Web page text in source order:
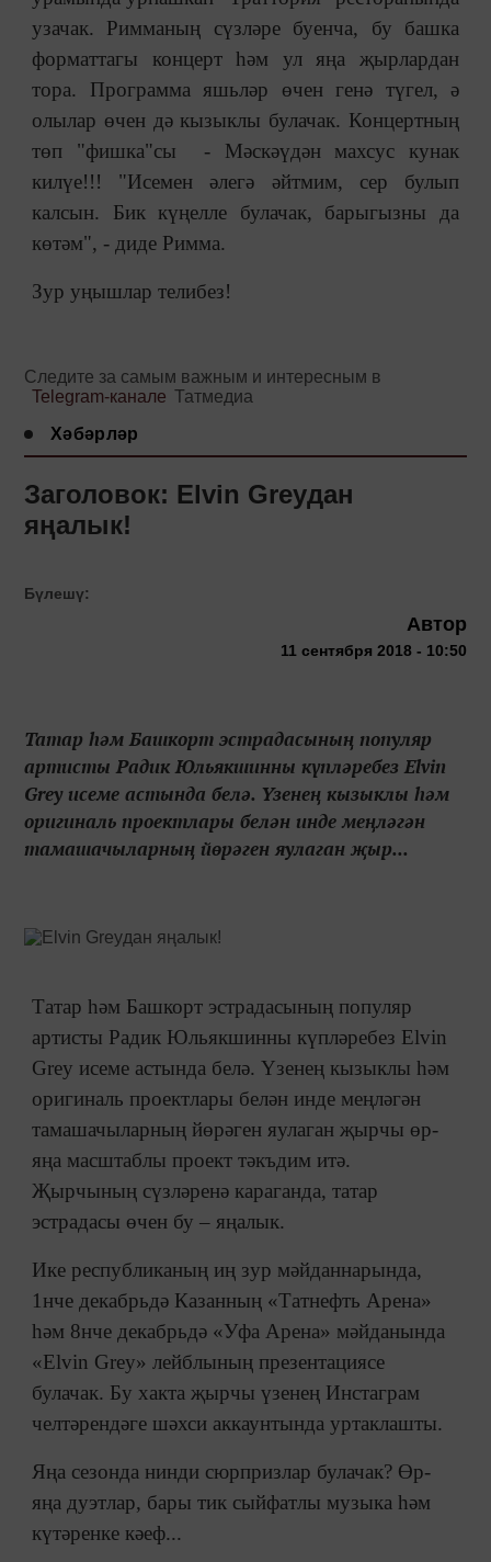
узачак. Римманың сүзләре буенча, бу башка
форматтагы концерт һәм ул яңа җырлардан
тора. Программа яшьләр өчен генә түгел, ә
олылар өчен дә кызыклы булачак. Концертның
төп "фишка"сы - Мәскәүдән махсус кунак
килүе!!! "Исемен әлегә әйтмим, сер булып
калсын. Бик күңелле булачак, барыгызны да
көтәм", - диде Римма.
Зур уңышлар телибез!
Следите за самым важным и интересным в
Telegram-канале Татмедиа
Хәбәрләр
Заголовок: Elvin Greyдан
яңалык!
Бүлешү:
Автор
11 сентября 2018 - 10:50
Татар һәм Башкорт эстрадасының популяр
артисты Радик Юльякшинны күпләребез Elvin
Grey исеме астында белә. Үзенең кызыклы һәм
оригиналь проектлары белән инде меңләгән
тамашачыларның йөрәген яулаган җыр...
Татар һәм Башкорт эстрадасының популяр
артисты Радик Юльякшинны күпләребез Elvin
Grey исеме астында белә. Үзенең кызыклы һәм
оригиналь проектлары белән инде меңләгән
тамашачыларның йөрәген яулаган җырчы өр-
яңа масштаблы проект тәкъдим итә.
Җырчының сүзләренә караганда, татар
эстрадасы өчен бу – яңалык.
Ике республиканың иң зур мәйданнарында,
1нче декабрьдә Казанның «Татнефть Арена»
һәм 8нче декабрьдә «Уфа Арена» мәйданында
«Elvin Grey» лейблының презентациясе
булачак. Бу хакта җырчы үзенең Инстаграм
челтәрендәге шәхси аккаунтында уртаклашты.
Яңа сезонда нинди сюрпризлар булачак? Өр-
яңа дуэтлар, бары тик сыйфатлы музыка һәм
күтәренке кәеф...